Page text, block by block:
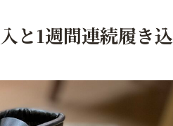
と1週間連続履き込